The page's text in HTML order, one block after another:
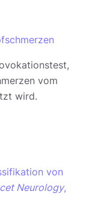
vom
wird.
von
Neurology,